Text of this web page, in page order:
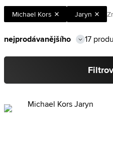
Michael Kors Jaryn
17